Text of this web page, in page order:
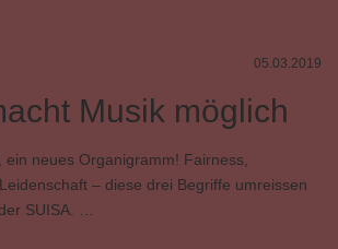
05.03.2019
Musik möglich
ein neues Organigramm! Fairness,
– diese drei Begriffe umreissen
SUISA. …